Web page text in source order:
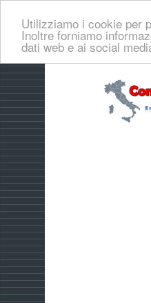
Utilizziamo i cookie per
Inoltre forniamo
dati web e ai social